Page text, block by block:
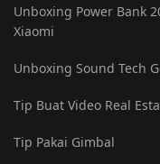
Unboxing Power Bank
Xiaomi
Unboxing Sound Tech
Tip Buat Video Real
Tip Pakai Gimbal